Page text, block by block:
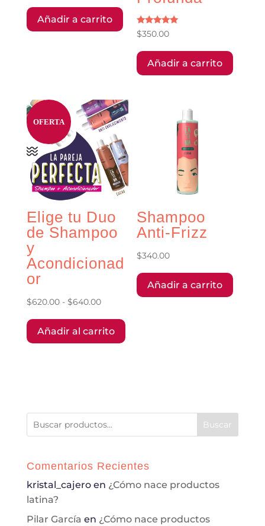
Añadir a carrito
Valorado
con
de 5
$350.00
Añadir a carrito
OFERTA
Elige tu Duo
de Shampoo
y
Acondicionad
or
$620.00 - $640.00Rango
de
precios:
Añadir al carrito
pueden
en
la
de
Shampoo
Anti-Frizz
$340.00
Añadir a carrito
Buscar
Comentarios Recientes
kristal_cajeroen ¿Cómo nace productos
latina?
Pilar García en ¿Cómo nace productos